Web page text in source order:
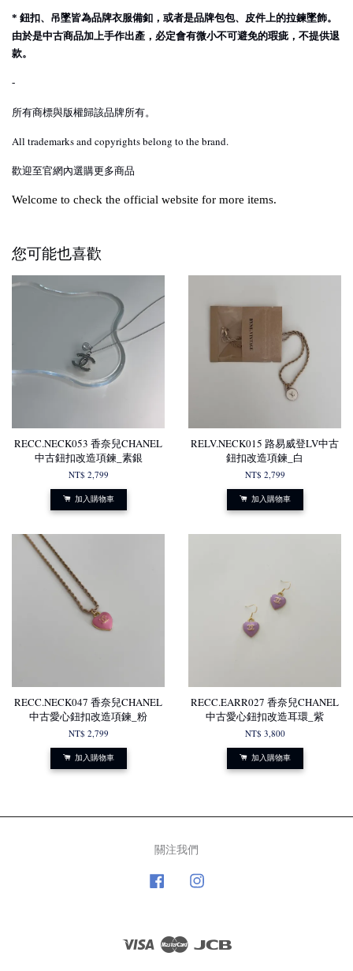
* 鈕扣、吊墜皆為品牌衣服備釦，或者是品牌包包、皮件上的拉鍊墜飾。
由於是中古商品加上手作出產，必定會有微小不可避免的瑕疵，不提供退
款。
-
所有商標與版權歸該品牌所有。
All trademarks and copyrights belong to the brand.
歡迎至官網內選購更多商品
Welcome to check the official website for more items.
您可能也喜歡
RECC.NECK053 香奈兒CHANEL
中古鈕扣改造項鍊_素銀
NT$ 2,799
加入購物車
RELV.NECK015 路易威登LV中古
鈕扣改造項鍊_白
NT$ 2,799
加入購物車
RECC.NECK047 香奈兒CHANEL
中古愛心鈕扣改造項鍊_粉
NT$ 2,799
加入購物車
RECC.EARR027 香奈兒CHANEL
中古愛心鈕扣改造耳環_紫
NT$ 3,800
加入購物車
關注我們
Facebook
Visa Master